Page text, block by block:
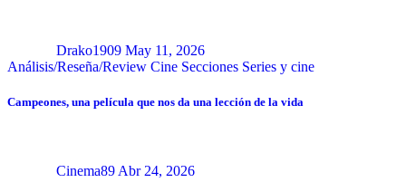
Drako1909 May 11, 2026
Análisis/Reseña/Review Cine Secciones Series y cine
Campeones, una película que nos da una lección de la vida
Cinema89 Abr 24, 2026